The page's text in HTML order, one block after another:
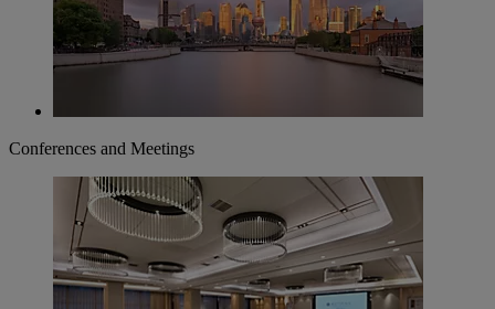
Conferences and Meetings